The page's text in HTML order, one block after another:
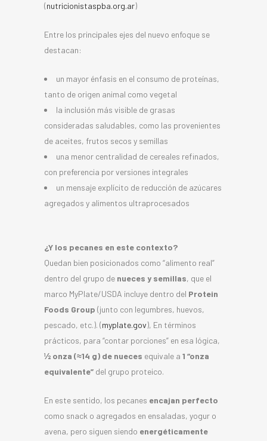
(nutricionistaspba.org.ar)
Entre los principales ejes del nuevo enfoque se
destacan:
un mayor énfasis en el consumo de proteínas,
tanto de origen animal como vegetal
la inclusión más visible de grasas
consideradas saludables, como las provenientes
de aceites, frutos secos y semillas
una menor centralidad de cereales refinados,
con preferencia por versiones integrales
un mensaje explícito de reducción de azúcares
agregados y alimentos ultraprocesados
¿Y los pecanes en este contexto?
Quedan bien posicionados como “alimento real”
dentro del grupo de nueces y semillas, que el
marco MyPlate/USDA incluye dentro del Protein
Foods Group (junto con legumbres, huevos,
pescado, etc.). (myplate.gov), En términos
prácticos, para “contar porciones” en esa lógica,
½ onza (≈14 g) de nueces equivale a 1 “onza
equivalente” del grupo proteico.
En este sentido, los pecanes encajan perfecto
como snack o agregados en ensaladas, yogur o
avena, pero siguen siendo energéticamente